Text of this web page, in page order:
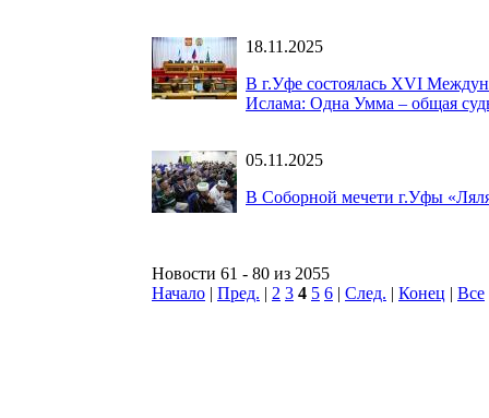
18.11.2025
В г.Уфе состоялась XVI
Ислама: Одна Умма – общая
05.11.2025
В Соборной мечети г.Уфы
Новости 61 - 80 из 2055
Начало | Пред. | 2 3 4 5 6 | След. | Конец | Все